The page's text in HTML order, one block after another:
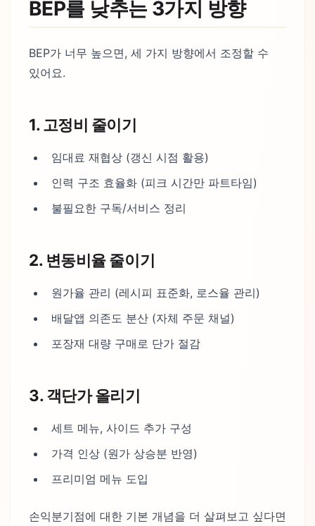
BEP를 낮추는 3가지 방향
BEP가 너무 높으면, 세 가지 방향에서 조정할 수
있어요.
1. 고정비 줄이기
임대료 재협상 (갱신 시점 활용)
인력 구조 효율화 (피크 시간만 파트타임)
불필요한 구독/서비스 정리
2. 변동비율 줄이기
원가율 관리 (레시피 표준화, 로스율 관리)
배달앱 의존도 분산 (자체 주문 채널)
포장재 대량 구매로 단가 절감
3. 객단가 올리기
세트 메뉴, 사이드 추가 구성
가격 인상 (원가 상승분 반영)
프리미엄 메뉴 도입
손익분기점에 대한 기본 개념을 더 살펴보고 싶다면